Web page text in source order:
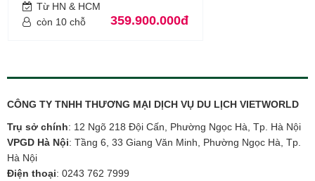
Từ HN & HCM
còn 10 chỗ
359.900.000đ
CÔNG TY TNHH THƯƠNG MẠI DỊCH VỤ DU LỊCH VIETWORLD
Trụ sở chính: 12 Ngõ 218 Đội Cấn, Phường Ngọc Hà, Tp. Hà Nội
VPGD Hà Nội: Tầng 6, 33 Giang Văn Minh, Phường Ngọc Hà, Tp.
Hà Nội
Điện thoại: 0243 762 7999